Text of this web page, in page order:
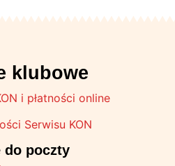
klubowe
i płatności online
Serwisu KON
do poczty